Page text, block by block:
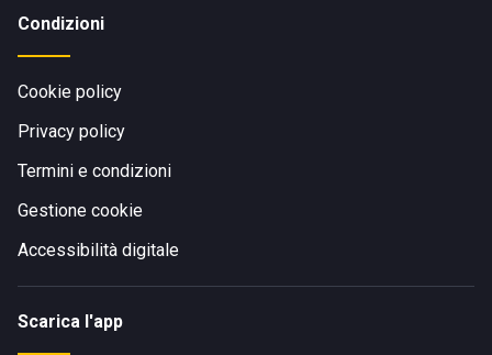
Condizioni
Cookie policy
Privacy policy
Termini e condizioni
Gestione cookie
Accessibilità digitale
Scarica l'app